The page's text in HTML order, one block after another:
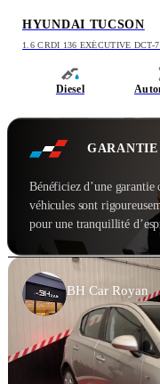
HYUNDAI TUCSON
1.6 CRDI 136
Diesel
GARANTIE
Bénéficiez d’une
véhicules sont
pour une tranquillité
BH Car Royan